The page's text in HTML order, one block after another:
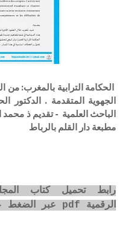
الحكامة الترابية بالمغرب: من
الباحث العلمية - تقديم ذ
مطبعة دار القلم بالرباط
رابط تحميل كتاب
الرقمية pdf عبر الضغط على الصورة أسفله: